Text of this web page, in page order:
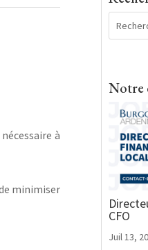
à
minimiser
Notre
CFO
Juil 13,